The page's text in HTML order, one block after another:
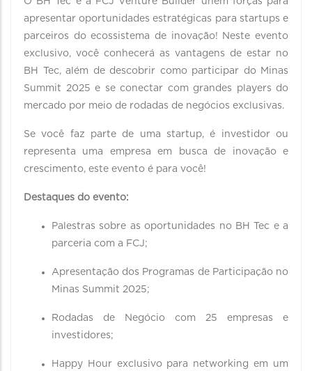
apresentar oportunidades estratégicas para startups e
parceiros do ecossistema de inovação! Neste evento
exclusivo, você conhecerá as vantagens de estar no
BH Tec, além de descobrir como participar do Minas
Summit 2025 e se conectar com grandes players do
mercado por meio de rodadas de negócios exclusivas.
Se você faz parte de uma startup, é investidor ou
representa uma empresa em busca de inovação e
crescimento, este evento é para você!
Destaques do evento:
Palestras sobre as oportunidades no BH Tec e a
parceria com a FCJ;
Apresentação dos Programas de Participação no
Minas Summit 2025;
Rodadas de Negócio com 25 empresas e
investidores;
Happy Hour exclusivo para networking em um